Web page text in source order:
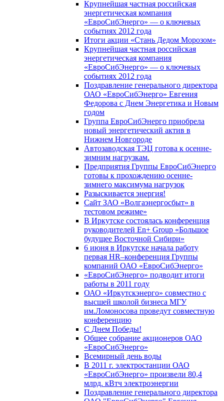
Крупнейшая частная российская
энергетическая компания
«ЕвроСибЭнерго» — о ключевых
событиях 2012 года
Итоги акции «Стань Дедом Морозом»
Крупнейшая частная российская
энергетическая компания
«ЕвроСибЭнерго» — о ключевых
событиях 2012 года
Поздравление генерального директора
ОАО «ЕвроСибЭнерго» Евгения
Федорова с Днем Энергетика и Новым
годом
Группа ЕвроСибЭнерго приобрела
новый энергетический актив в
Нижнем Новгороде
Автозаводская ТЭЦ готова к осенне-
зимним нагрузкам.
Предприятия Группы ЕвроСибЭнерго
готовы к прохождению осенне-
зимнего максимума нагрузок
Разыскивается энергия!
Сайт ЗАО «Волгаэнергосбыт» в
тестовом режиме»
В Иркутске состоялась конференция
руководителей En+ Group «Большое
будущее Восточной Сибири»
6 июня в Иркутске начала работу
первая HR–конференция Группы
компаний ОАО «ЕвроСибЭнерго»
«ЕвроСибЭнерго» подводит итоги
работы в 2011 году
ОАО «Иркутскэнерго» совместно с
высшей школой бизнеса МГУ
им.Ломоносова проведут совместную
конференцию
С Днем Победы!
Общее собрание акционеров ОАО
«ЕвроСибЭнерго»
Всемирный день воды
В 2011 г. электростанции ОАО
«ЕвроСибЭнерго» произвели 80,4
млрд. кВтч электроэнергии
Поздравление генерального директора